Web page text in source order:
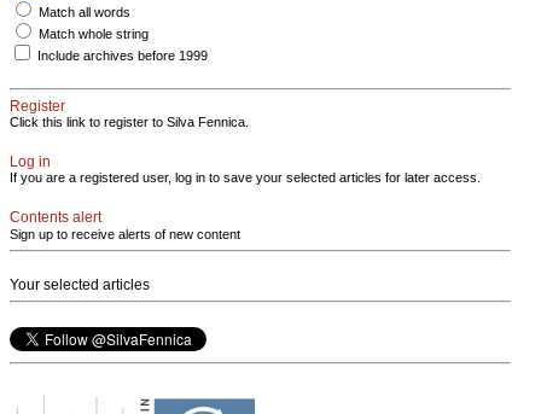
Match all words
Match whole string
Include archives before 1999
Register
Click this link to register to Silva Fennica.
Log in
If you are a registered user, log in to save your selected articles for later access.
Contents alert
Sign up to receive alerts of new content
Your selected articles